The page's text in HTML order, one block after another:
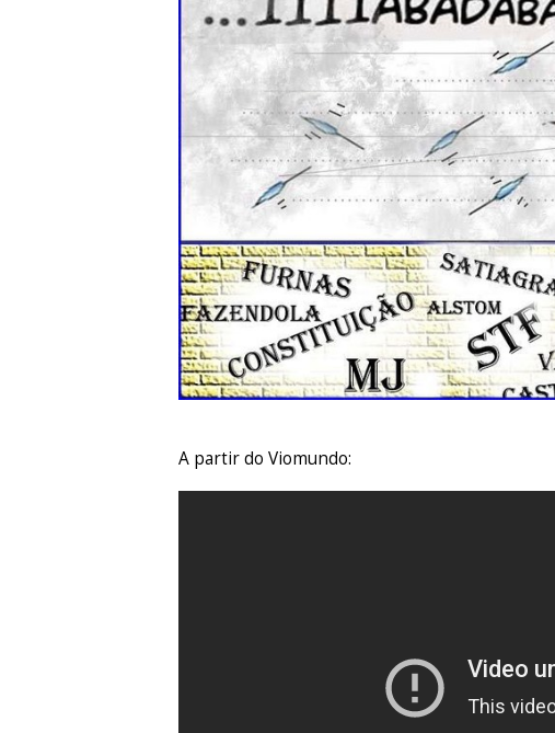
A partir do Viomundo: